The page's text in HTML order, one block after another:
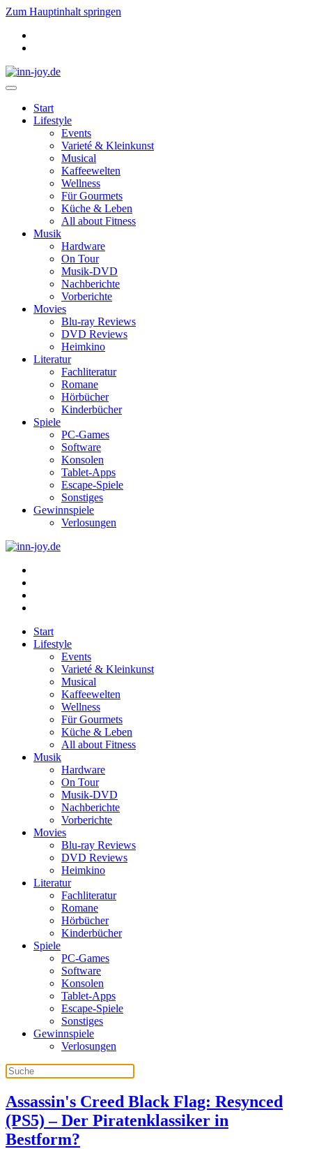
Zum Hauptinhalt springen
Start
Lifestyle
Events
Varieté & Kleinkunst
Musical
Kaffeewelten
Wellness
Für Gourmets
Küche & Leben
All about Fitness
Musik
Hardware
On Tour
Musik-DVD
Nachberichte
Vorberichte
Movies
Blu-ray Reviews
DVD Reviews
Heimkino
Literatur
Fachliteratur
Romane
Hörbücher
Kinderbücher
Spiele
PC-Games
Software
Konsolen
Tablet-Apps
Escape-Spiele
Sonstiges
Gewinnspiele
Verlosungen
Start
Lifestyle
Events
Varieté & Kleinkunst
Musical
Kaffeewelten
Wellness
Für Gourmets
Küche & Leben
All about Fitness
Musik
Hardware
On Tour
Musik-DVD
Nachberichte
Vorberichte
Movies
Blu-ray Reviews
DVD Reviews
Heimkino
Literatur
Fachliteratur
Romane
Hörbücher
Kinderbücher
Spiele
PC-Games
Software
Konsolen
Tablet-Apps
Escape-Spiele
Sonstiges
Gewinnspiele
Verlosungen
Assassin's Creed Black Flag: Resynced
(PS5) – Der Piratenklassiker in
Bestform?